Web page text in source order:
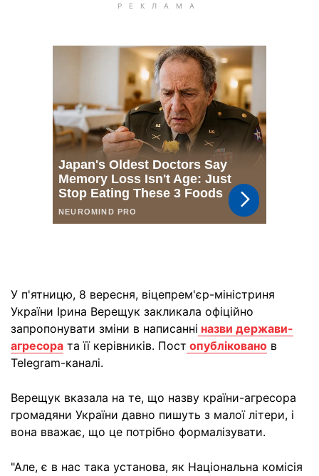
У п'ятницю, 8 вересня, віцепрем'єр-міністриня
України Ірина Верещук закликала офіційно
запропонувати зміни в написанні назви держави-
агресора та її керівників. Пост опубліковано в
Telegram-каналі.
Верещук вказала на те, що назву країни-агресора
громадяни України давно пишуть з малої літери, і
вона вважає, що це потрібно формалізувати.
"Але, є в нас така установа, як Національна комісія